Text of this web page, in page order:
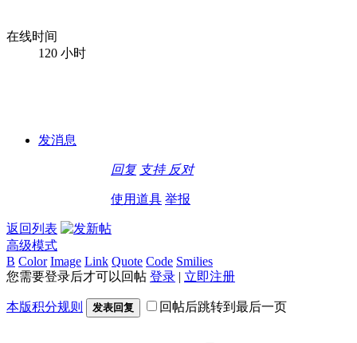
在线时间
120 小时
发消息
回复 支持 反对
使用道具 举报
返回列表
高级模式
B Color Image Link Quote Code Smilies
您需要登录后才可以回帖 登录 | 立即注册
本版积分规则 发表回复 回帖后跳转到最后一页